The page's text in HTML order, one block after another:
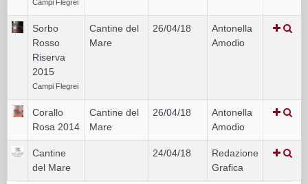
Campi Flegrei
Sorbo
Rosso
Riserva
2015
Campi Flegrei
Cantine del
Mare
26/04/18
Antonella
Amodio
Corallo
Rosa 2014
Cantine del
Mare
26/04/18
Antonella
Amodio
Cantine
del Mare
24/04/18
Redazione
Grafica